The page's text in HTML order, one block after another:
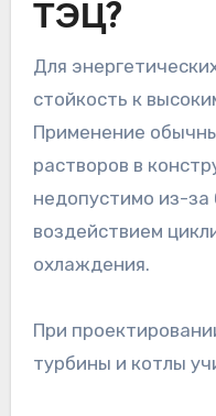
ТЭЦ?
Для
стойкость к
Применение
растворов в
недопустимо из-
воздействием
охлаждения.
При
турбины и котлы